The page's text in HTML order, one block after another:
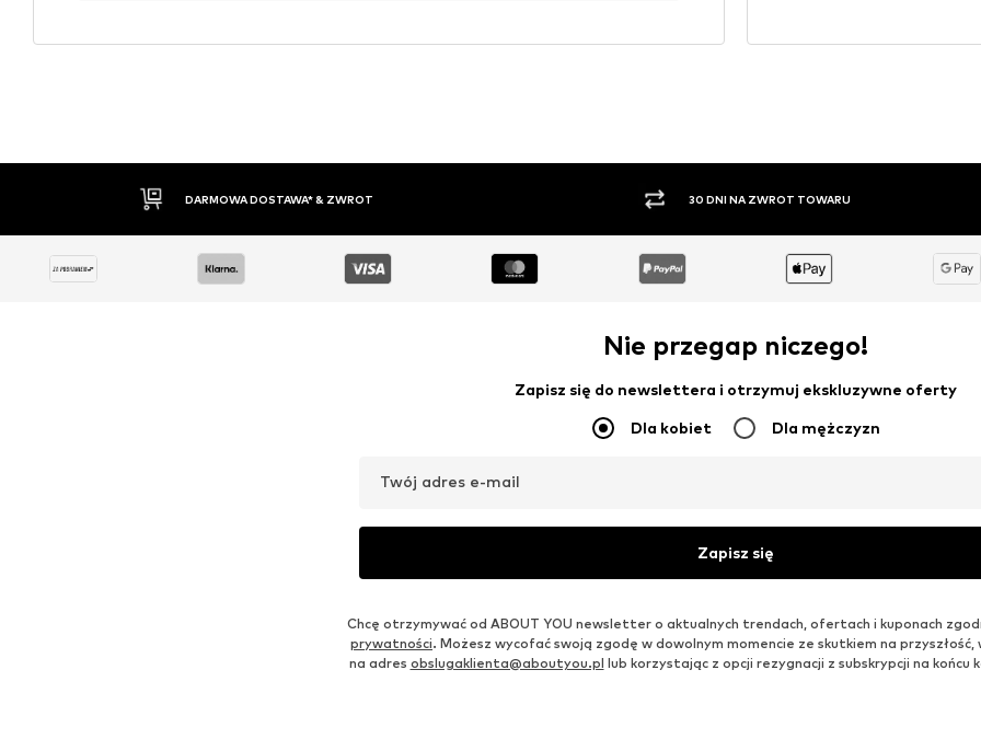
30 DNI NA ZWROT TOWARU PŁATNOŚĆ ZA POBRANIEM
Nie przegap niczego!
Zapisz się do newslettera i otrzymuj ekskluzywne oferty
Dla kobiet Dla mężczyzn
Twój adres e-mail
Zapisz się
Chcę otrzymywać od ABOUT YOU newsletter o aktualnych trendach, ofertach i kuponach
prywatności. Możesz wycofać swoją zgodę w dowolnym momencie ze skutkiem na przyszłość,
na adres obslugaklienta@aboutyou.pl lub korzystając z opcji rezygnacji z subskrypcji na